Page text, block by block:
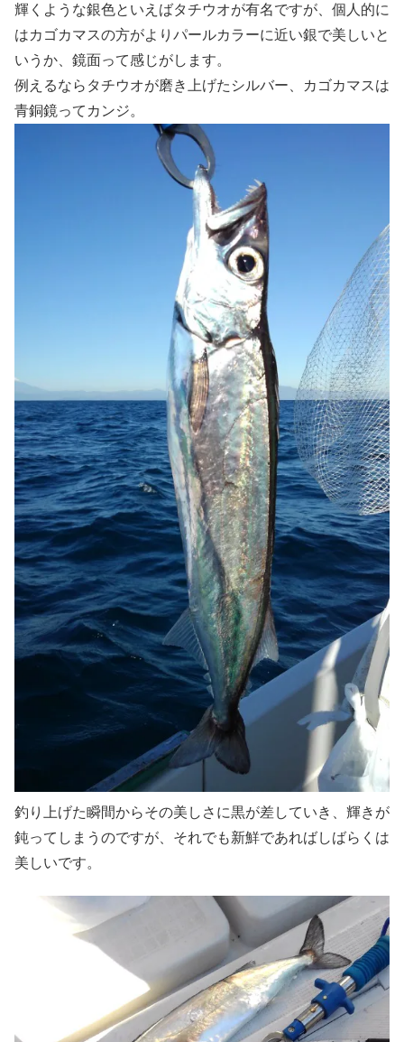
輝くような銀色といえばタチウオが有名ですが、個人的に
はカゴカマスの方がよりパールカラーに近い銀で美しいと
いうか、鏡面って感じがします。
例えるならタチウオが磨き上げたシルバー、カゴカマスは
青銅鏡ってカンジ。
釣り上げた瞬間からその美しさに黒が差していき、輝きが
鈍ってしまうのですが、それでも新鮮であればしばらくは
美しいです。